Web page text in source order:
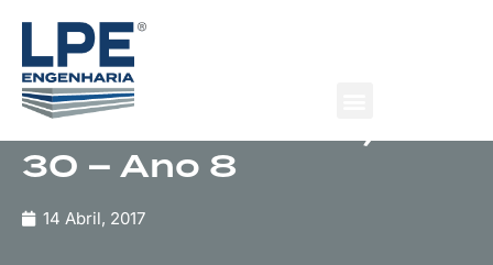
Boletim da LPE
Engenharia e
Consultoria – Edição
30 – Ano 8
14 Abril, 2017